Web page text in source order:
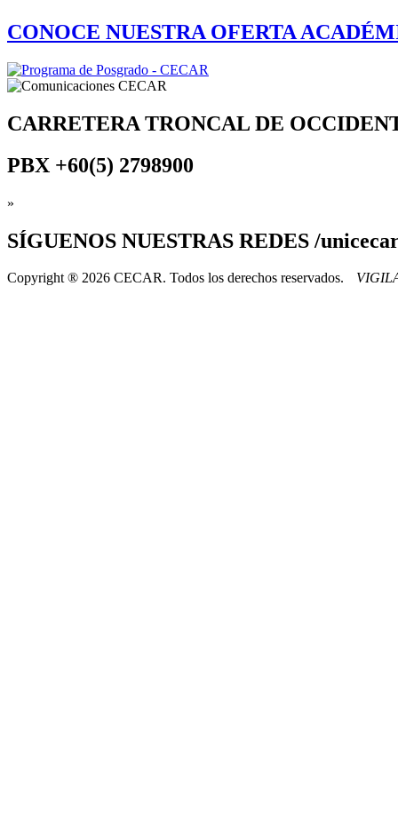
CONOCE NUESTRA OFERTA
CARRETERA TRONCAL DE
PBX +60(5) 2798900
»
SÍGUENOS NUESTRAS REDES /
Copyright ® 2026 CECAR. Todos los derechos reservados.